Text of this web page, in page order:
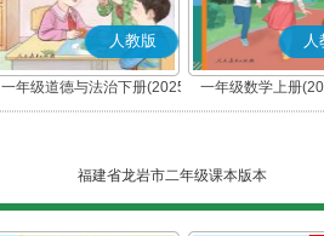
人教版
一年级道德与法治下册(2025
春版)(部编版)
人
一年级数学上册
福建省龙岩市二年级课本版本